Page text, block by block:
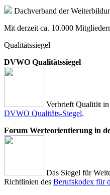
Dachverband der
Mit derzeit ca. 10.000
Qualitätssiegel
DVWO Qualitätssiegel
Verbrieft Qualität
DVWO Qualitäts-Siegel.
Forum Werteorientierung in
Das Siegel für
Richtlinien des Berufskodex für